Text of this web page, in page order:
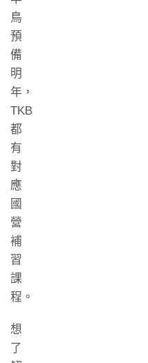
鳥
預
備
明
年，
TKB
都
有
對
應
國
營
補
習
課
程。
想
了